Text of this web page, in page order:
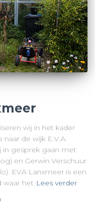
wij in het kader
de wijk E.V.A.
in gesprek gaan met
en Gerwin Verschuur
EVA Lanxmeer is een
waar het Lees verder